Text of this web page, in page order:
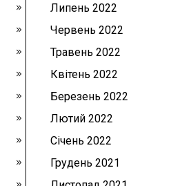
Липень 2022
Червень 2022
Травень 2022
Квітень 2022
Березень 2022
Лютий 2022
Січень 2022
Грудень 2021